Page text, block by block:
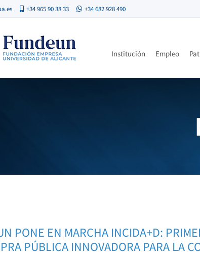
+34 965 90 38 33 +34 682 928 490
Institución Empleo
PONE EN MARCHA INCIDA+D:
PÚBLICA INNOVADORA PARA LA